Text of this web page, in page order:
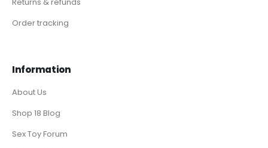
Order tracking
Information
About Us
Shop 18 Blog
Sex Toy Forum